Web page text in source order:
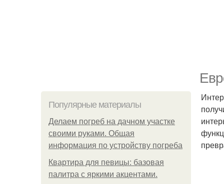
Популярные материалы
Делаем погреб на дачном участке
своими руками. Общая
информация по устройству погреба
Квартира для певицы: базовая
палитра с яркими акцентами.